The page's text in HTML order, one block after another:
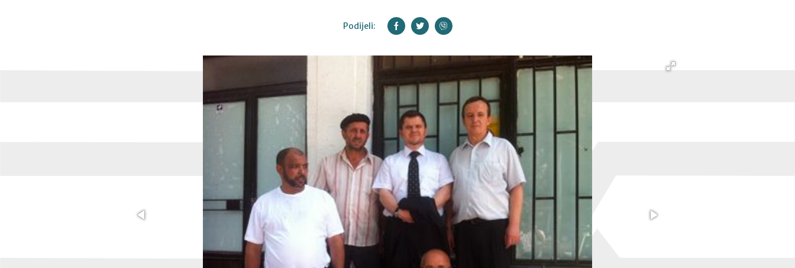
Podijeli: